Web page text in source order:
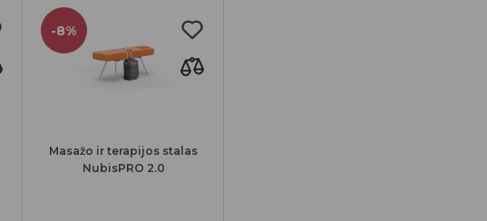
-8%
Masažo ir terapijos stalas
NubisPRO 2.0